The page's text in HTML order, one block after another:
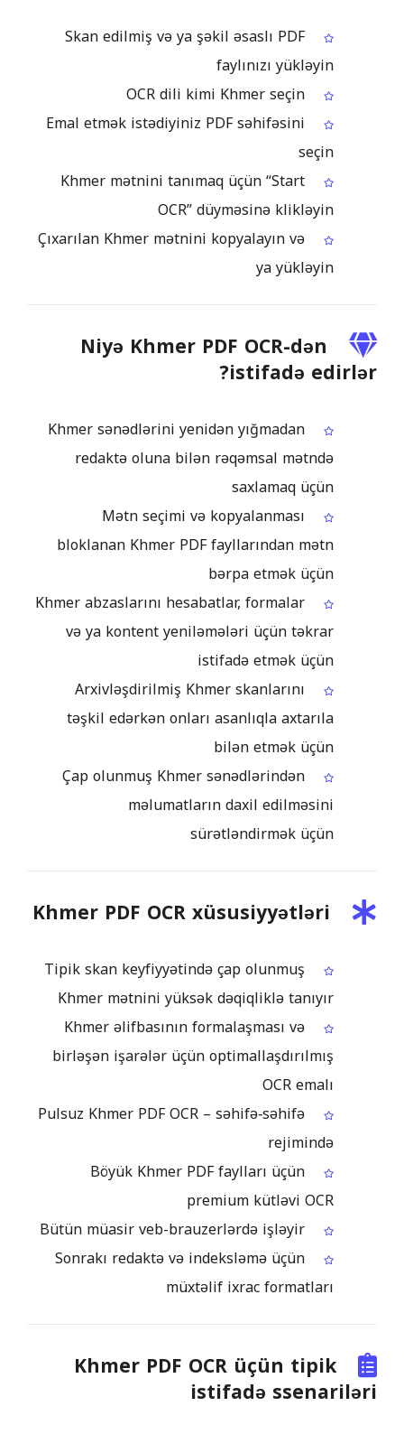
Skan edilmiş və ya şəkil əsaslı PDF
faylınızı yükləyin
Emal etmək istədiyiniz PDF səhifəsini
seçin
Khmer mətnini tanımaq üçün “Start
OCR” düyməsinə klikləyin
Çıxarılan Khmer mətnini kopyalayın və
ya yükləyin
Niyə Khmer PDF OCR-dən
istifadə edirlər?
Khmer sənədlərini yenidən yığmadan
redaktə oluna bilən rəqəmsal mətndə
saxlamaq üçün
Mətn seçimi və kopyalanması
bloklanan Khmer PDF fayllarından mətn
bərpa etmək üçün
Khmer abzaslarını hesabatlar, formalar
və ya kontent yeniləmələri üçün təkrar
istifadə etmək üçün
Arxivləşdirilmiş Khmer skanlarını
təşkil edərkən onları asanlıqla axtarıla
bilən etmək üçün
Çap olunmuş Khmer sənədlərindən
məlumatların daxil edilməsini
sürətləndirmək üçün
Khmer PDF OCR xüsusiyyətləri
Tipik skan keyfiyyətində çap olunmuş
Khmer mətnini yüksək dəqiqliklə tanıyır
Khmer əlifbasının formalaşması və
birləşən işarələr üçün optimallaşdırılmış
OCR emalı
Pulsuz Khmer PDF OCR – səhifə‑səhifə
rejimində
Böyük Khmer PDF faylları üçün
premium kütləvi OCR
Sonrakı redaktə və indeksləmə üçün
müxtəlif ixrac formatları
Khmer PDF OCR üçün tipik
istifadə ssenariləri